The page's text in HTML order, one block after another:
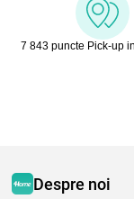
7 843 puncte Pick-up
Despre noi